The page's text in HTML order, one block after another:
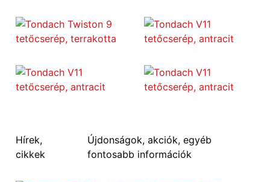
Hírek,
cikkek
Újdonságok, akciók, egyéb
fontosabb információk